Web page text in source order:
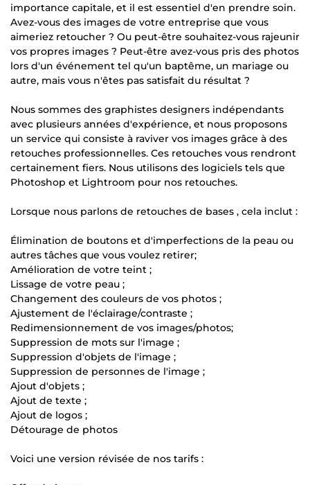
importance capitale, et il est essentiel d'en prendre soin.
Avez-vous des images de votre entreprise que vous
aimeriez retoucher ? Ou peut-être souhaitez-vous rajeunir
vos propres images ? Peut-être avez-vous pris des photos
lors d'un événement tel qu'un baptême, un mariage ou
autre, mais vous n'êtes pas satisfait du résultat ?
Nous sommes des graphistes designers indépendants
avec plusieurs années d'expérience, et nous proposons
un service qui consiste à raviver vos images grâce à des
retouches professionnelles. Ces retouches vous rendront
certainement fiers. Nous utilisons des logiciels tels que
Photoshop et Lightroom pour nos retouches.
Lorsque nous parlons de retouches de bases , cela inclut :
Élimination de boutons et d'imperfections de la peau ou
autres tâches que vous voulez retirer;
Amélioration de votre teint ;
Lissage de votre peau ;
Changement des couleurs de vos photos ;
Ajustement de l'éclairage/contraste ;
Redimensionnement de vos images/photos;
Suppression de mots sur l'image ;
Suppression d'objets de l'image ;
Suppression de personnes de l'image ;
Ajout d'objets ;
Ajout de texte ;
Ajout de logos ;
Détourage de photos
Voici une version révisée de nos tarifs :